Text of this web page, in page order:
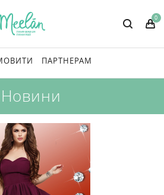
0
ПАРТНЕРАМ
Новини